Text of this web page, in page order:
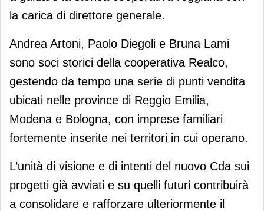
la carica di direttore generale.
Andrea Artoni, Paolo Diegoli e Bruna Lami
sono soci storici della cooperativa Realco,
gestendo da tempo una serie di punti vendita
ubicati nelle province di Reggio Emilia,
Modena e Bologna, con imprese familiari
fortemente inserite nei territori in cui operano.
L’unità di visione e di intenti del nuovo Cda sui
progetti già avviati e su quelli futuri contribuirà
a consolidare e rafforzare ulteriormente il